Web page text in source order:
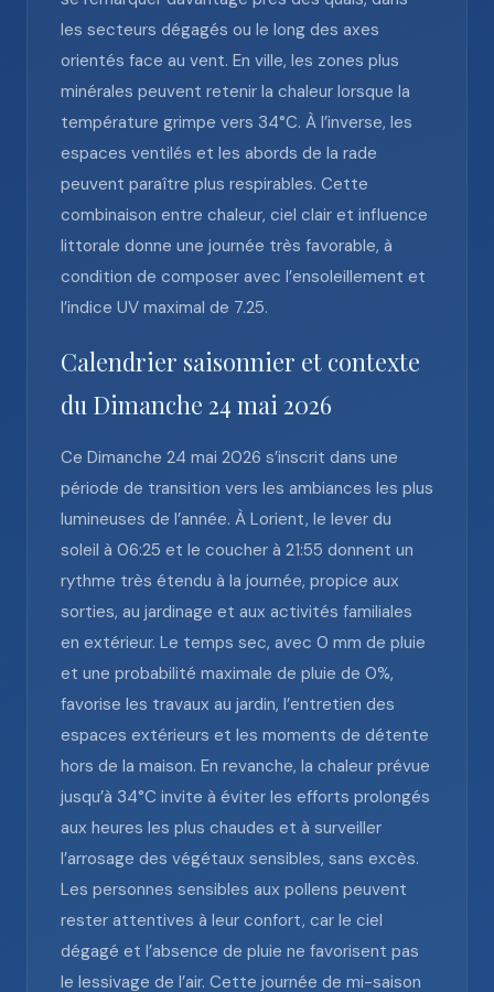
les secteurs dégagés ou le long des axes
orientés face au vent. En ville, les zones plus
minérales peuvent retenir la chaleur lorsque la
température grimpe vers 34°C. À l’inverse, les
espaces ventilés et les abords de la rade
peuvent paraître plus respirables. Cette
combinaison entre chaleur, ciel clair et influence
littorale donne une journée très favorable, à
condition de composer avec l’ensoleillement et
l’indice UV maximal de 7.25.
Calendrier saisonnier et contexte
du Dimanche 24 mai 2026
Ce Dimanche 24 mai 2026 s’inscrit dans une
période de transition vers les ambiances les plus
lumineuses de l’année. À Lorient, le lever du
soleil à 06:25 et le coucher à 21:55 donnent un
rythme très étendu à la journée, propice aux
sorties, au jardinage et aux activités familiales
en extérieur. Le temps sec, avec 0 mm de pluie
et une probabilité maximale de pluie de 0%,
favorise les travaux au jardin, l’entretien des
espaces extérieurs et les moments de détente
hors de la maison. En revanche, la chaleur prévue
jusqu’à 34°C invite à éviter les efforts prolongés
aux heures les plus chaudes et à surveiller
l’arrosage des végétaux sensibles, sans excès.
Les personnes sensibles aux pollens peuvent
rester attentives à leur confort, car le ciel
dégagé et l’absence de pluie ne favorisent pas
le lessivage de l’air. Cette journée de mi-saison